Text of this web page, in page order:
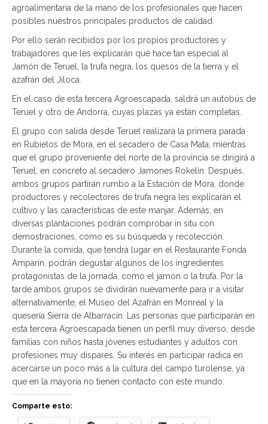
agroalimentaria de la mano de los profesionales que hacen
posibles nuestros principales productos de calidad.
Por ello serán recibidos por los propios productores y
trabajadores que les explicarán qué hace tan especial al
Jamón de Teruel, la trufa negra, los quesos de la tierra y el
azafrán del Jiloca.
En el caso de esta tercera Agroescapada, saldrá un autobús de
Teruel y otro de Andorra, cuyas plazas ya están completas.
El grupo con salida desde Teruel realizará la primera parada
en Rubielos de Mora, en el secadero de Casa Mata, mientras
que el grupo proveniente del norte de la provincia se dirigirá a
Teruel, en concreto al secadero Jamones Rokelin. Después,
ambos grupos partirán rumbo a la Estación de Mora, donde
productores y recolectores de trufa negra les explicarán el
cultivo y las características de este manjar. Además, en
diversas plantaciones podrán comprobar in situ con
demostraciones, cómo es su búsqueda y recolección.
Durante la comida, que tendrá lugar en el Restaurante Fonda
Amparín, podrán degustar algunos de los ingredientes
protagonistas de la jornada, como el jamón o la trufa. Por la
tarde ambos grupos se dividirán nuevamente para ir a visitar
alternativamente, el Museo del Azafrán en Monreal y la
quesería Sierra de Albarracín. Las personas que participarán en
esta tercera Agroescapada tienen un perfil muy diverso, desde
familias con niños hasta jóvenes estudiantes y adultos con
profesiones muy dispares. Su interés en participar radica en
acercarse un poco más a la cultura del campo turolense, ya
que en la mayoría no tienen contacto con este mundo.
Comparte esto: